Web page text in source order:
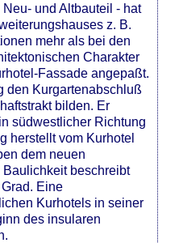
und Altbauteil - hat
z. B.
mehr als bei den
Charakter
Fassade angepaßt.
den Kurgartenabschluß
bilden. Er
südwestlicher Richtung
herstellt vom Kurhotel
dem neuen
beschreibt
Eine
Kurhotels in seiner
des insularen